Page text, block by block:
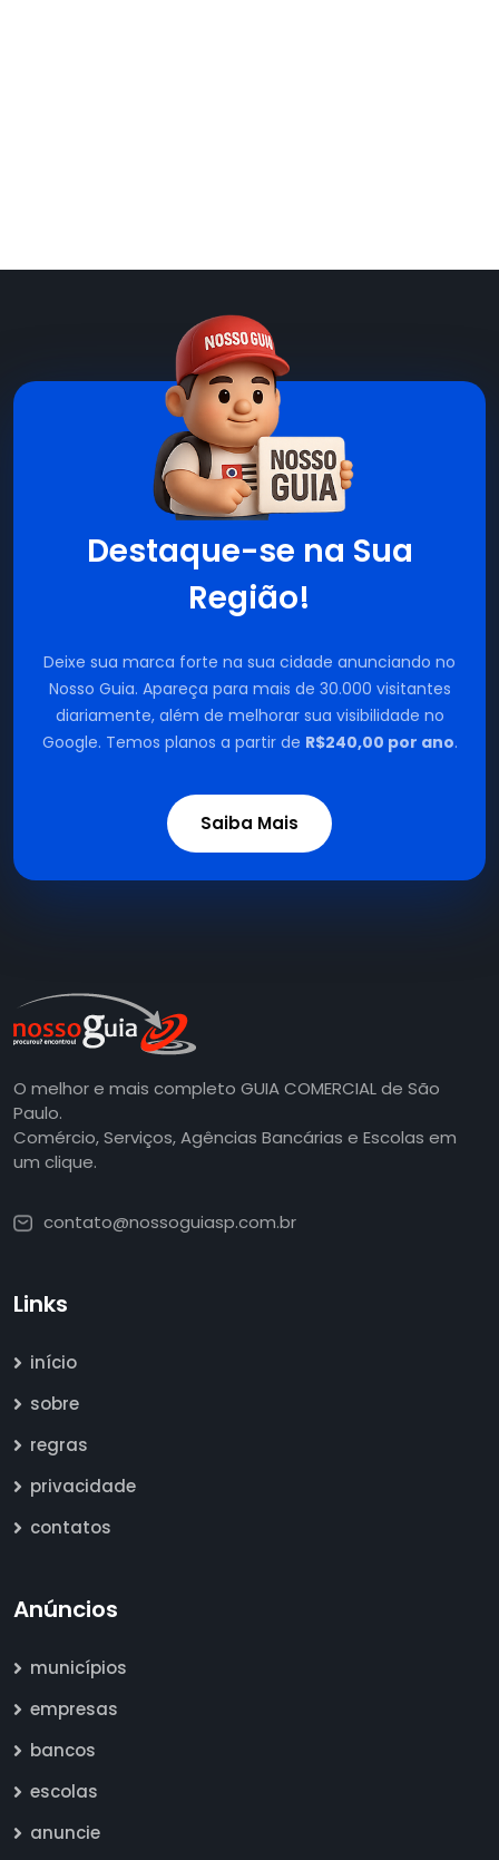
Destaque-se na Sua
Região!
Deixe sua marca forte na sua cidade anunciando no
Nosso Guia. Apareça para mais de 30.000 visitantes
diariamente, além de melhorar sua visibilidade no
Google. Temos planos a partir de R$240,00 por ano.
Saiba Mais
O melhor e mais completo GUIA COMERCIAL de São
Paulo.
Comércio, Serviços, Agências Bancárias e Escolas em
um clique.
contato@nossoguiasp.com.br
Links
início
sobre
regras
privacidade
contatos
Anúncios
municípios
empresas
bancos
escolas
anuncie